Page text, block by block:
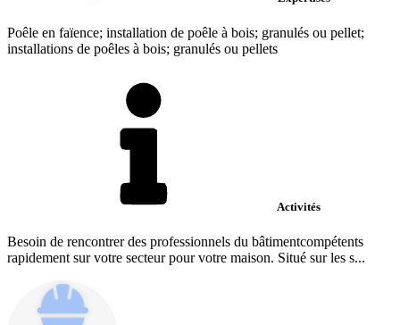
Poêle en faïence; installation de poêle à bois; granulés ou pellet;
installations de poêles à bois; granulés ou pellets
Activités
Besoin de rencontrer des professionnels du bâtimentcompétents
rapidement sur votre secteur pour votre maison. Situé sur les s...